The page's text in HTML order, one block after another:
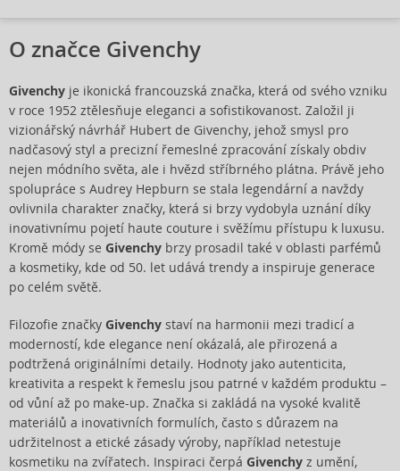
O značce Givenchy
Givenchy je ikonická francouzská značka, která od svého vzniku
v roce 1952 ztělesňuje eleganci a sofistikovanost. Založil ji
vizionářský návrhář Hubert de Givenchy, jehož smysl pro
nadčasový styl a precizní řemeslné zpracování získaly obdiv
nejen módního světa, ale i hvězd stříbrného plátna. Právě jeho
spolupráce s Audrey Hepburn se stala legendární a navždy
ovlivnila charakter značky, která si brzy vydobyla uznání díky
inovativnímu pojetí haute couture i svěžímu přístupu k luxusu.
Kromě módy se Givenchy brzy prosadil také v oblasti parfémů
a kosmetiky, kde od 50. let udává trendy a inspiruje generace
po celém světě.
Filozofie značky Givenchy staví na harmonii mezi tradicí a
moderností, kde elegance není okázalá, ale přirozená a
podtržená originálními detaily. Hodnoty jako autenticita,
kreativita a respekt k řemeslu jsou patrné v každém produktu –
od vůní až po make-up. Značka si zakládá na vysoké kvalitě
materiálů a inovativních formulích, často s důrazem na
udržitelnost a etické zásady výroby, například netestuje
kosmetiku na zvířatech. Inspiraci čerpá Givenchy z umění,